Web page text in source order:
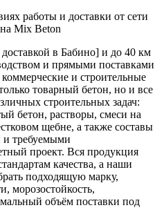
работы и доставки от сети
Mix Beton
в Бабино] и до 40 км
и прямыми поставками
и строительные
товарный бетон, но и все
строительных задач:
бетон, растворы, смеси на
щебне, а также составы
и требуемыми
проект. Вся продукция
качества, а наши
подходящую марку,
морозостойкость,
объём поставки под